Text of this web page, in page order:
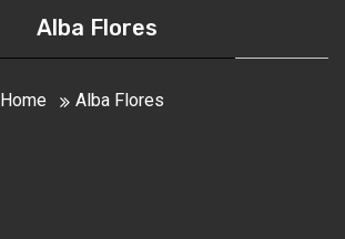
Alba Flores
Home Alba Flores